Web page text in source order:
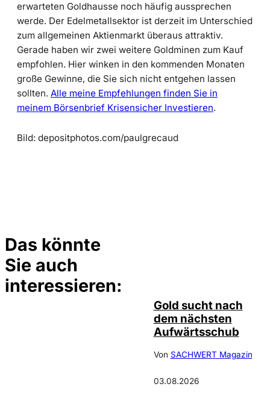
erwarteten Goldhausse noch häufig aussprechen
werde. Der Edelmetallsektor ist derzeit im Unterschied
zum allgemeinen Aktienmarkt überaus attraktiv.
Gerade haben wir zwei weitere Goldminen zum Kauf
empfohlen. Hier winken in den kommenden Monaten
große Gewinne, die Sie sich nicht entgehen lassen
sollten. Alle meine Empfehlungen finden Sie in
meinem Börsenbrief Krisensicher Investieren.
Bild: depositphotos.com/paulgrecaud
Das könnte
Sie auch
interessieren:
Gold sucht nach
dem nächsten
Aufwärtsschub
Von SACHWERT Magazin
03.08.2026